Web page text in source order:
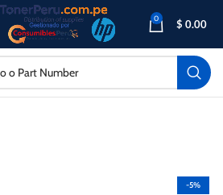
0 $ 0.00
-5%